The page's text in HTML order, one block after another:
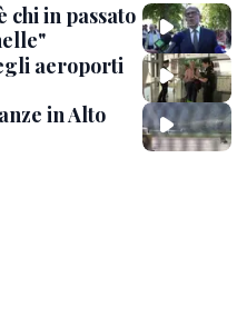
chi in passato
aeroporti
in Alto